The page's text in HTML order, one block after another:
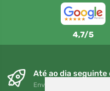
4,7/5
Até ao dia seguinte
Envio gratuito para